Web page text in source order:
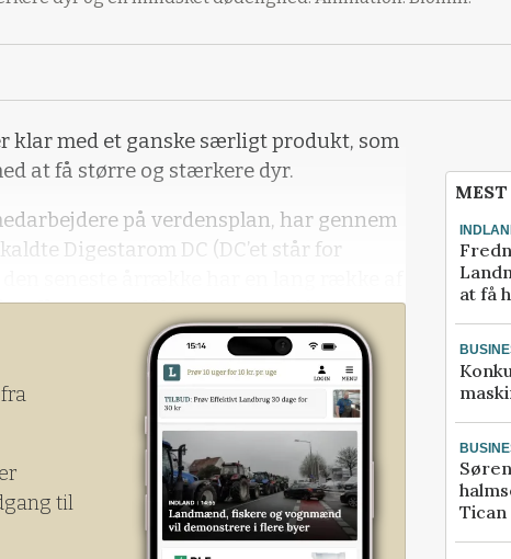
klar med et ganske særligt produkt, som
at få større og stærkere dyr.
på verdensplan, har gennem
Digestarom DC (DC’et står for
at få gennemdokumenteret virkni
til
at få
Tican